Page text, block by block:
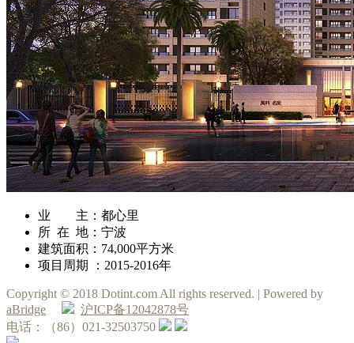
业 主：都心里
所 在 地：宁波
建筑面积：74,000平方米
项目周期 ：2015-2016年
Copyright © 2018 Dotint.com All rights reserved. | Powered by
aBridge
沪ICP备12042878号
电话：（86）021-32503750